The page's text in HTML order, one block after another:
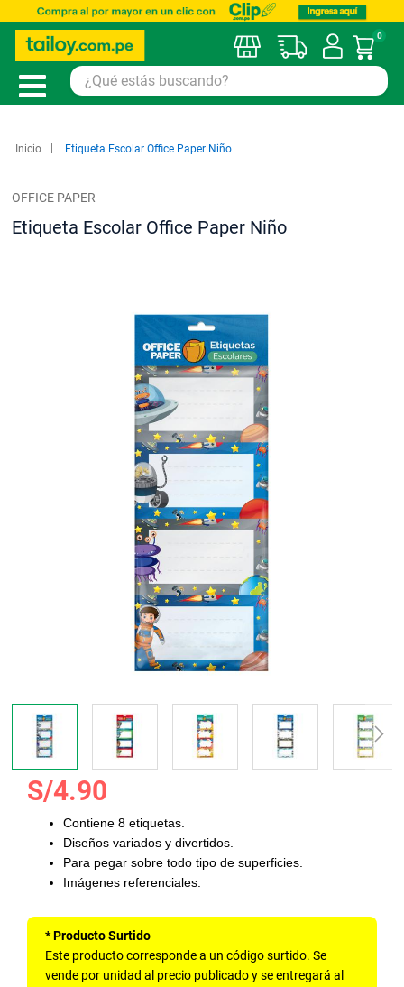
Mi
0
Inicio Etiqueta Escolar Office Paper Niño
Saltar
comienzo
imágenes
OFFICE PAPER
Etiqueta Escolar Office Paper Niño
S/4.90
Contiene 8 etiquetas.
Diseños variados y divertidos.
Para pegar sobre todo tipo de superficies.
Imágenes referenciales.
* Producto Surtido
Este producto corresponde a un código surtido. Se
vende por unidad al precio publicado y se entregará al